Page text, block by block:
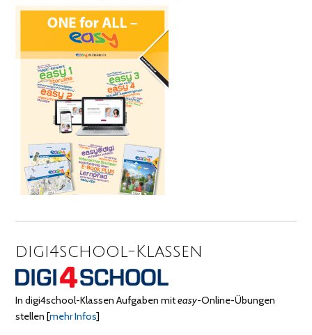
digi4school-Klassen
In digi4school-Klassen Aufgaben miteasy-Online-Übungen
stellen[mehr Infos]